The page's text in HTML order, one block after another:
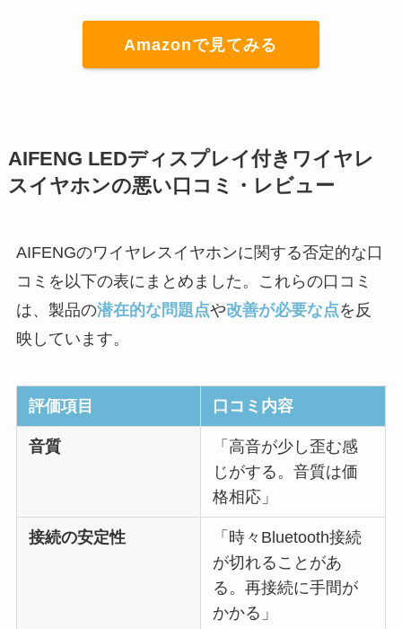
Amazonで見てみる
AIFENG LEDディスプレイ付きワイヤレ
スイヤホンの悪い口コミ・レビュー
AIFENGのワイヤレスイヤホンに関する否定的な口
コミを以下の表にまとめました。これらの口コミ
は、製品の潜在的な問題点や改善が必要な点を反
映しています。
評価項目 口コミ内容
音質
「高音が少し歪む感
じがする。音質は価
格相応」
接続の安定性
「時々Bluetooth接続
が切れることがあ
る。再接続に手間が
かかる」